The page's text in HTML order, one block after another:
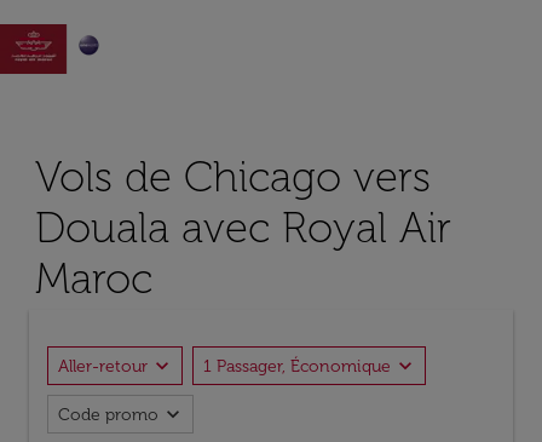

Vols de Chicago vers
Douala avec Royal Air
Maroc
Aller-retour expand_more 1 Passager, Économique expand_more
Code promo expand_more